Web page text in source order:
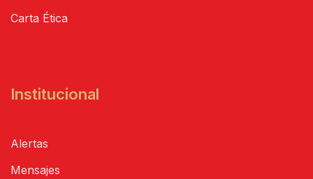
Carta Ética
Institucional
Alertas
Mensajes